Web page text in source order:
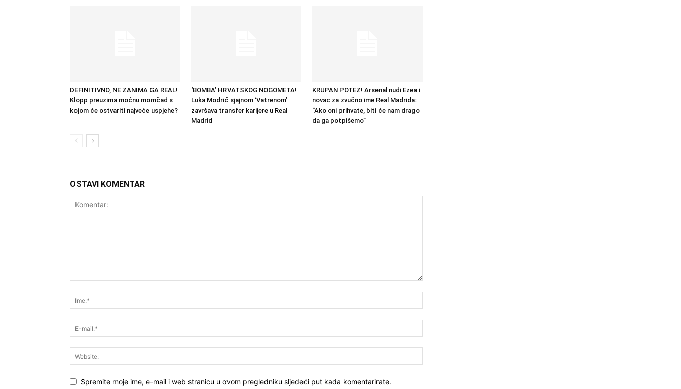
DEFINITIVNO, NE ZANIMA GA REAL!
Klopp preuzima moćnu momčad s
kojom će ostvariti najveće uspjehe?
‘BOMBA’ HRVATSKOG NOGOMETA!
Luka Modrić sjajnom ‘Vatrenom’
završava transfer karijere u Real
Madrid
KRUPAN POTEZ! Arsenal nudi Ezea i
novac za zvučno ime Real Madrida:
“Ako oni prihvate, biti će nam drago
da ga potpišemo”
OSTAVI KOMENTAR
Spremite moje ime, e-mail i web stranicu u ovom pregledniku sljedeći put kada komentarirate.